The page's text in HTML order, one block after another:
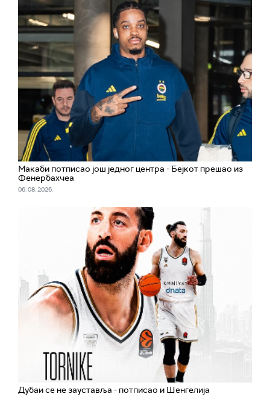
Макаби потписао још једног центра - Бејкот прешао из
Фенербахчеа
06. 08. 2026.
Дубаи се не зауставља - потписао и Шенгелија